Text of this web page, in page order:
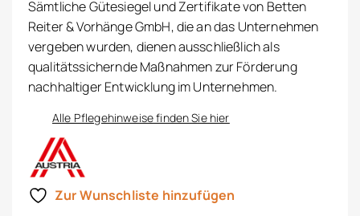
Sämtliche Gütesiegel und Zertifikate von Betten
Reiter & Vorhänge GmbH, die an das Unternehmen
vergeben wurden, dienen ausschließlich als
qualitätssichernde Maßnahmen zur Förderung
nachhaltiger Entwicklung im Unternehmen.
Alle Pflegehinweise finden Sie hier
Zur Wunschliste hinzufügen